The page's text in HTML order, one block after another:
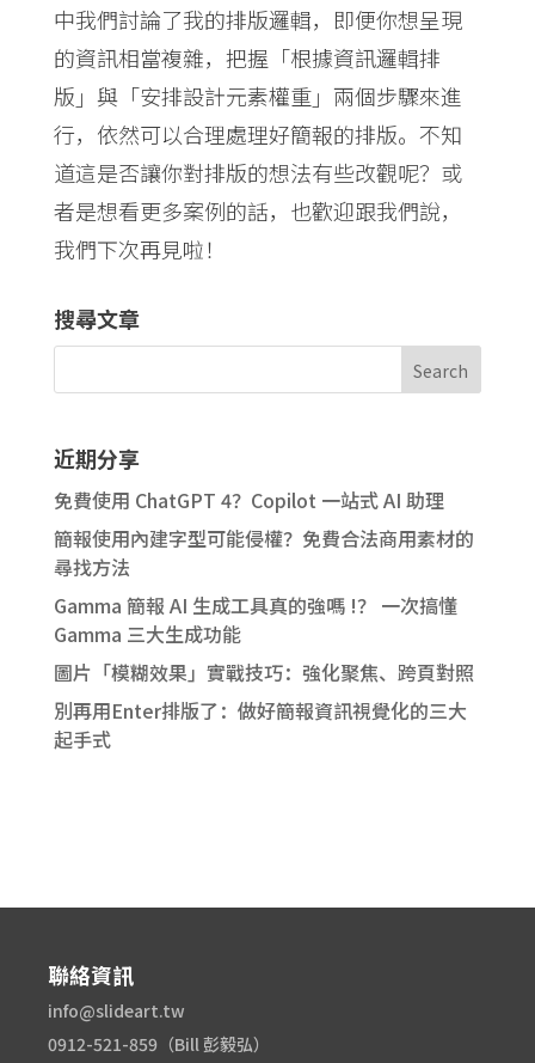
中我們討論了我的排版邏輯，即便你想呈現
的資訊相當複雜，把握「根據資訊邏輯排
版」與「安排設計元素權重」兩個步驟來進
行，依然可以合理處理好簡報的排版。不知
道這是否讓你對排版的想法有些改觀呢？或
者是想看更多案例的話，也歡迎跟我們說，
我們下次再見啦！
搜尋文章
近期分享
免費使用 ChatGPT 4？Copilot 一站式 AI 助理
簡報使用內建字型可能侵權？免費合法商用素材的
尋找方法
Gamma 簡報 AI 生成工具真的強嗎 !？ 一次搞懂
Gamma 三大生成功能
圖片「模糊效果」實戰技巧：強化聚焦、跨頁對照
別再用Enter排版了：做好簡報資訊視覺化的三大
起手式
聯絡資訊
info@slideart.tw
0912-521-859（Bill 彭毅弘）